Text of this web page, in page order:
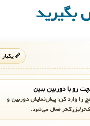
بگیرید
📏
رو با دوربین ببین
را وارد کن؛ پیش‌نمایش دوربین و
بزرگ‌تر فعال می‌شود.